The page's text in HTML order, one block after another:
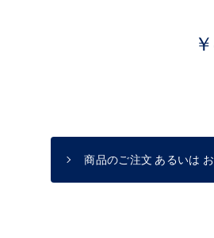
商品のご注文 あるいは